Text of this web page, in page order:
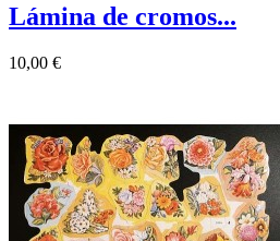
Lámina de cromos...
10,00 €